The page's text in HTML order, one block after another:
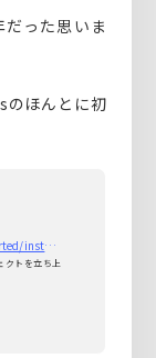
った思いま
のほんとに初
https://nuxtjs.org/ja/docs/get-started/installation/
クトを立ち上